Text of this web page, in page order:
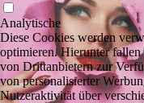
Analytische
Diese Cookies werden
optimieren. Hierunter fallen
von Drittanbietern zur
von personalisierter
Nutzeraktivität über